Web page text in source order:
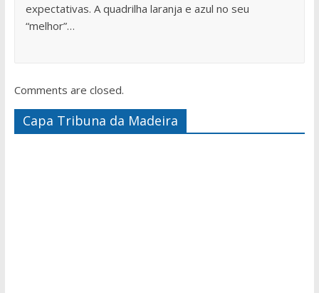
expectativas. A quadrilha laranja e azul no seu
“melhor”…
Comments are closed.
Capa Tribuna da Madeira